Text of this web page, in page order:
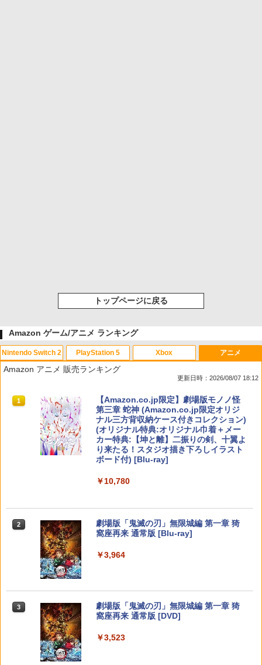
トップページに戻る
Amazon ゲーム/アニメ ランキング
Nintendo Switch 2
1
スプラトゥーン レイダース|オンライン
コード版
￥5,832
スプラトゥーン レイダース -Switch2
ニンテンドープリペイド番号 9000円|オ
PlayStation 5
1
PlayStation 5 デジタル・エディション
日本語専用 Console Language: Japan
ese only (CFI-2200B01)
￥55,000
Beast of Reincarnation -PS5 【特典】
【純正品】DualSense ワイヤレスコン
Xbox
1
【純正品】Xbox ワイヤレス コントロー
ラー + USB-C® ケーブル
￥8,300
ラー (ロボット ホワイト)
B-C ケーブル
ラー (カーボンブラック)
アニメ
Amazon アニメ 販売ランキング
更新日時：2026/08/07 18:12
1
【Amazon.co.jp限定】劇場版モノノ怪
第三章 蛇神 (Amazon.co.jp限定オリジ
ナル三方背収納ケース付きコレクション)
(オリジナル特典:オリジナル巾着＋メー
カー特典:【坤と離】二振りの剣、十翼よ
り来たる！スタジオ描き下ろしイラスト
ボード付) [Blu-ray]
￥10,780
2
劇場版「鬼滅の刃」無限城編 第一章 猗
窩座再来 通常版 [Blu-ray]
￥3,964
3
劇場版「鬼滅の刃」無限城編 第一章 猗
窩座再来 通常版 [DVD]
￥3,523